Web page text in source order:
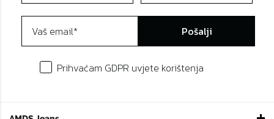
Pošalji
Prihvaćam GDPR uvjete korištenja